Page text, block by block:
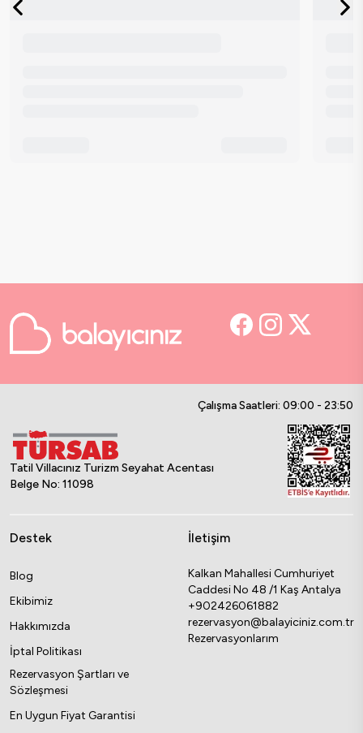
Çalışma Saatleri: 09:00 - 23:50
Tatil Villacınız Turizm Seyahat Acentası
Belge No: 11098
Destek
Blog
Ekibimiz
Hakkımızda
İptal Politikası
Rezervasyon Şartları ve
Sözleşmesi
En Uygun Fiyat Garantisi
İletişim
Kalkan Mahallesi Cumhuriyet
Caddesi No 48 /1 Kaş Antalya
+902426061882
rezervasyon@balayiciniz.com.tr
Rezervasyonlarım